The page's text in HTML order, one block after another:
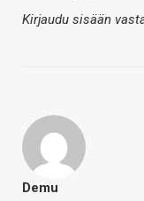
Kirjaudu sisään
Demu